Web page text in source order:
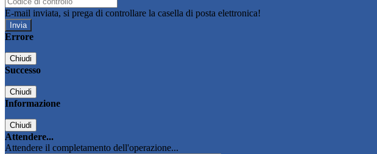
E-mail inviata, si prega di controllare la casella di posta elettronica!
Errore
Chiudi
Successo
Chiudi
Informazione
Chiudi
Attendere...
Attendere il completamento dell'operazione...